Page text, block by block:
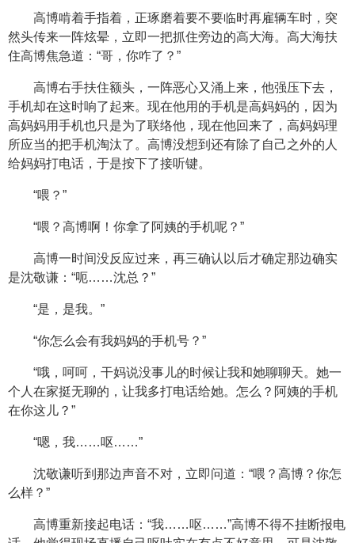
高博啃着手指着，正琢磨着要不要临时再雇辆车时，突
然头传来一阵炫晕，立即一把抓住旁边的高大海。高大海扶
住高博焦急道：“哥，你咋了？”
高博右手扶住额头，一阵恶心又涌上来，他强压下去，
手机却在这时响了起来。现在他用的手机是高妈妈的，因为
高妈妈用手机也只是为了联络他，现在他回来了，高妈妈理
所应当的把手机淘汰了。高博没想到还有除了自己之外的人
给妈妈打电话，于是按下了接听键。
“喂？”
“喂？高博啊！你拿了阿姨的手机呢？”
高博一时间没反应过来，再三确认以后才确定那边确实
是沈敬谦：“呃……沈总？”
“是，是我。”
“你怎么会有我妈妈的手机号？”
“哦，呵呵，干妈说没事儿的时候让我和她聊聊天。她一
个人在家挺无聊的，让我多打电话给她。怎么？阿姨的手机
在你这儿？”
“嗯，我……呕……”
沈敬谦听到那边声音不对，立即问道：“喂？高博？你怎
么样？”
高博重新接起电话：“我……呕……”高博不得不挂断报电